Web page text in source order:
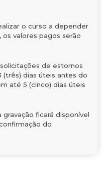
o curso a depender
os valores pagos serão
de estornos
dias úteis antes do
até 5 (cinco) dias úteis
gravação ficará disponível
do